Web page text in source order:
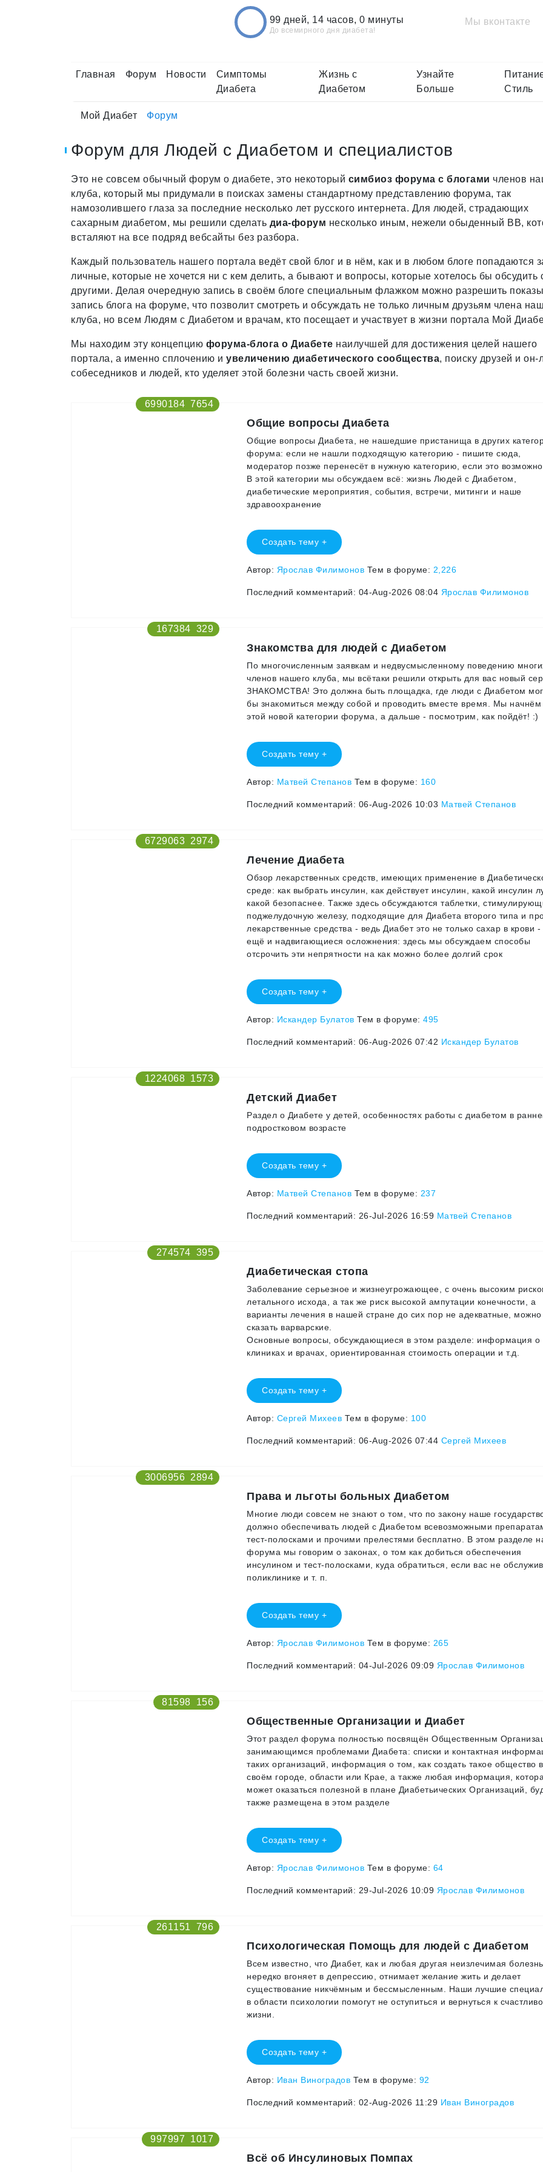
99 дней, 14 часов, 0 минуты
До всемирного дня диабета!
Мы вконтакте
Главная Форум Новости
Симптомы
Диабета
Жизнь с
Диабетом
Узнайте
Больше
Стиль
Мой Диабет Форум
Форум для Людей с Диабетом и специалистов
Это не совсем обычный форум о диабете, это некоторый симбиоз форума с блогами членов
клуба, который мы придумали в поисках замены стандартному представлению форума, так
намозолившего глаза за последние несколько лет русского интернета. Для людей, страдающих
сахарным диабетом, мы решили сделать диа-форум несколько иным, нежели обыденный BB,
всталяют на все подряд вебсайты без разбора.
Каждый пользователь нашего портала ведёт свой блог и в нём, как и в любом блоге попадаются
личные, которые не хочется ни с кем делить, а бывают и вопросы, которые хотелось бы обсудить
другими. Делая очередную запись в своём блоге специальным флажком можно разрешить
запись блога на форуме, что позволит смотреть и обсуждать не только личным друзьям члена
клуба, но всем Людям с Диабетом и врачам, кто посещает и участвует в жизни портала Мой
Мы находим эту концепцию форума-блога о Диабете наилучшей для достижения целей нашего
портала, а именно сплочению и увеличению диабетического сообщества, поиску друзей и он-
собеседников и людей, кто уделяет этой болезни часть своей жизни.
6990184 7654
Общие вопросы Диабета
Общие вопросы Диабета, не нашедшие пристанища в других
форума: если не нашли подходящую категорию - пишите сюда,
модератор позже перенесёт в нужную категорию, если это возможно.
В этой категории мы обсуждаем всё: жизнь Людей с Диабетом,
диабетические мероприятия, события, встречи, митинги и наше
здравоохранение
Создать тему +
Автор: Ярослав Филимонов Тем в форуме: 2,226
Последний комментарий: 04-Aug-2026 08:04 Ярослав Филимонов
167384 329
Знакомства для людей с Диабетом
По многочисленным заявкам и недвусмысленному поведению
членов нашего клуба, мы всётаки решили открыть для вас новый
ЗНАКОМСТВА! Это должна быть площадка, где люди с Диабетом
бы знакомиться между собой и проводить вместе время. Мы начнём
этой новой категории форума, а дальше - посмотрим, как пойдёт! :)
Создать тему +
Автор: Матвей Степанов Тем в форуме: 160
Последний комментарий: 06-Aug-2026 10:03 Матвей Степанов
6729063 2974
Лечение Диабета
Обзор лекарственных средств, имеющих применение в
среде: как выбрать инсулин, как действует инсулин, какой инсулин
какой безопаснее. Также здесь обсуждаются таблетки,
поджелудочную железу, подходящие для Диабета второго типа и
лекарственные средства - ведь Диабет это не только сахар в крови -
ещё и надвигающиеся осложнения: здесь мы обсуждаем способы
отсрочить эти непрятности на как можно более долгий срок
Создать тему +
Автор: Искандер Булатов Тем в форуме:495
Последний комментарий: 06-Aug-2026 07:42 Искандер Булатов
1224068 1573
Детский Диабет
Раздел о Диабете у детей, особенностях работы с диабетом в
подростковом возрасте
Создать тему +
Автор: Матвей Степанов Тем в форуме: 237
Последний комментарий: 26-Jul-2026 16:59 Матвей Степанов
274574 395
Диабетическая стопа
Заболевание серьезное и жизнеугрожающее, с очень высоким
летального исхода, а так же риск высокой ампутации конечности, а
варианты лечения в нашей стране до сих пор не адекватные, можно
сказать варварские.
Основные вопросы, обсуждающиеся в этом разделе: информация о
клиниках и врачах, ориентированная стоимость операции и т.д.
Создать тему +
Автор: Сергей Михеев Тем в форуме: 100
Последний комментарий: 06-Aug-2026 07:44 Сергей Михеев
3006956 2894
Права и льготы больных Диабетом
Многие люди совсем не знают о том, что по закону наше
должно обеспечивать людей с Диабетом всевозможными
тест-полосками и прочими прелестями бесплатно. В этом разделе
форума мы говорим о законах, о том как добиться обеспечения
инсулином и тест-полосками, куда обратиться, если вас не
поликлинике и т. п.
Создать тему +
Автор: Ярослав Филимонов Тем в форуме: 265
Последний комментарий: 04-Jul-2026 09:09 Ярослав Филимонов
81598 156
Общественные Организации и Диабет
Этот раздел форума полностью посвящён Общественным
занимающимся проблемами Диабета: списки и контактная
таких организаций, информация о том, как создать такое общество в
своём городе, области или Крае, а также любая информация,
может оказаться полезной в плане Диабетьических Организаций,
также размещена в этом разделе
Создать тему +
Автор: Ярослав Филимонов Тем в форуме: 64
Последний комментарий: 29-Jul-2026 10:09 Ярослав Филимонов
261151 796
Психологическая Помощь для людей с Диабетом
Всем известно, что Диабет, как и любая другая неизлечимая болезнь,
нередко вгоняет в депрессию, отнимает желание жить и делает
существование никчёмным и бессмысленным. Наши лучшие
в области психологии помогут не оступиться и вернуться к
жизни.
Создать тему +
Автор: Иван Виноградов Тем в форуме: 92
Последний комментарий: 02-Aug-2026 11:29 Иван Виноградов
997997 1017
Всё об Инсулиновых Помпах